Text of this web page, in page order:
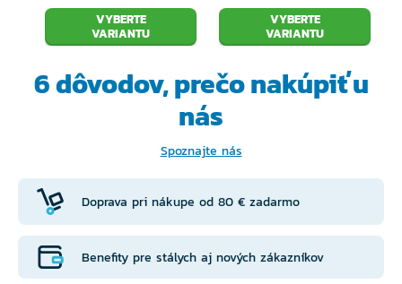
Ideálna odozva a vnímanie: s ponúkaným
každé zakalenie vody a tiež na každé počasie
VYBERTE
VARIANTU
VYBERTE
VARIANTU
6 dôvodov, prečonakúpiť u
nás
Spoznajte nás
Doprava pri nákupe od 80 € zadarmo
Benefity pre stálych aj nových zákazníkov